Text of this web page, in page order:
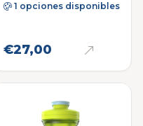
1 opciones disponibles
€27,00